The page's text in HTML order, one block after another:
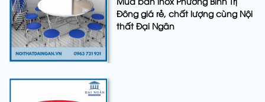
Đông giá rẻ, chất lượng cùng Nội
thất Đại Ngân